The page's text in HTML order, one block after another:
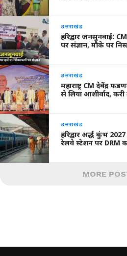
उत्तराखंड
हरिद्वार जनसुनवाई:
पर संज्ञान, मौके पर
उत्तराखंड
महाराष्ट्र CM देवेंद्र
से लिया आशीर्वाद, करी
उत्तराखंड
हरिद्वार अर्द्ध कुंभ
रेलवे स्टेशन पर DRM
MORE